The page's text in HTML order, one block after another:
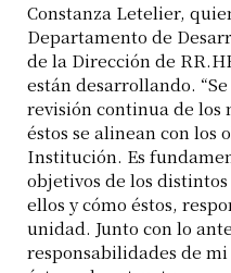
Constanza Letelier,
Departamento de
de la Dirección de
están desarrollando.
revisión continua de los
éstos se alinean con los
Institución. Es
objetivos de los
ellos y cómo éstos,
unidad. Junto con lo
responsabilidades de